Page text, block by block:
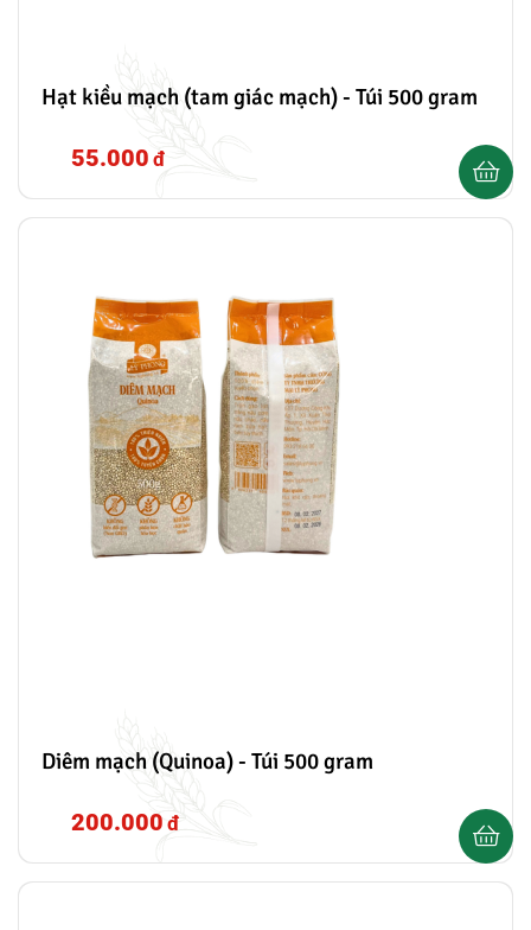
Hạt kiều mạch (tam giác mạch) - Túi 500 gram
55.000 đ
Diêm mạch (Quinoa) - Túi 500 gram
200.000 đ